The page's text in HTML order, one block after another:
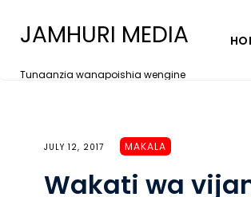
JAMHURI MEDIA
Tunaanzia wanapoishia wengine
JULY 12, 2017 MAKALA
Wakati wa